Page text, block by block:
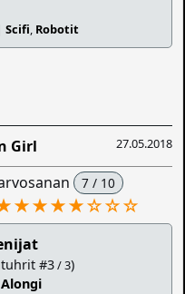
Scifi, Robotit
27.05.2018
Girl
7 / 10
☆☆☆
#3/ 3)